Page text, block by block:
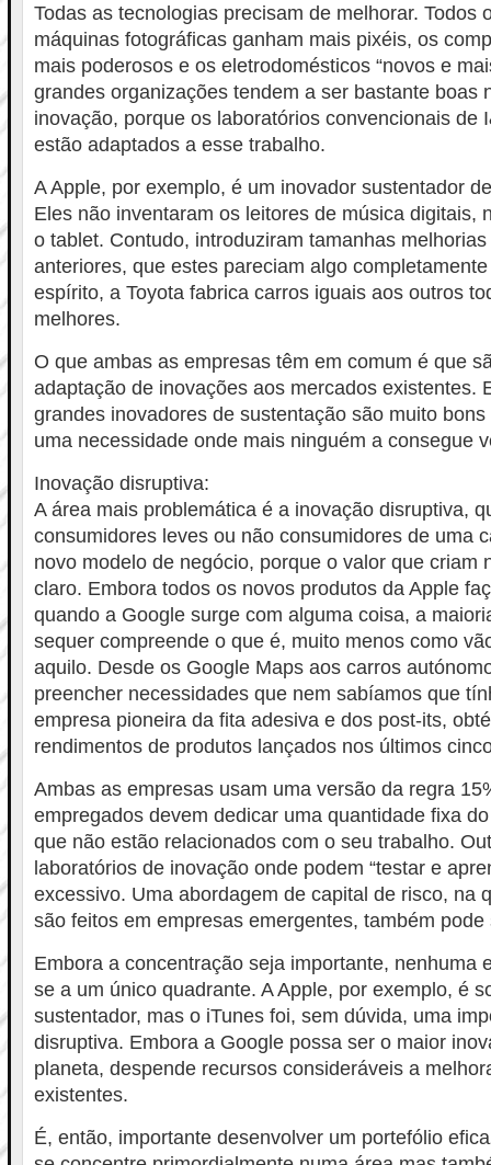
Todas as tecnologias precisam de melhorar. Todos
máquinas fotográficas ganham mais pixéis, os
mais poderosos e os eletrodomésticos “novos e
grandes organizações tendem a ser bastante boas
inovação, porque os laboratórios convencionais de
estão adaptados a esse trabalho.
A Apple, por exemplo, é um inovador sustentador
Eles não inventaram os leitores de música digitais,
o tablet. Contudo, introduziram tamanhas
anteriores, que estes pareciam algo
espírito, a Toyota fabrica carros iguais aos outros
melhores.
O que ambas as empresas têm em comum é que
adaptação de inovações aos mercados existentes.
grandes inovadores de sustentação são muito
uma necessidade onde mais ninguém a consegue
Inovação disruptiva:
A área mais problemática é a inovação disruptiva,
consumidores leves ou não consumidores de uma
novo modelo de negócio, porque o valor que criam
claro. Embora todos os novos produtos da Apple
quando a Google surge com alguma coisa, a
sequer compreende o que é, muito menos como
aquilo. Desde os Google Maps aos carros
preencher necessidades que nem sabíamos que
empresa pioneira da fita adesiva e dos post-its,
rendimentos de produtos lançados nos últimos
Ambas as empresas usam uma versão da regra
empregados devem dedicar uma quantidade fixa
que não estão relacionados com o seu trabalho.
laboratórios de inovação onde podem “testar e
excessivo. Uma abordagem de capital de risco, na
são feitos em empresas emergentes, também
Embora a concentração seja importante, nenhuma
se a um único quadrante. A Apple, por exemplo, é
sustentador, mas o iTunes foi, sem dúvida, uma
disruptiva. Embora a Google possa ser o maior
planeta, despende recursos consideráveis a
existentes.
É, então, importante desenvolver um portefólio